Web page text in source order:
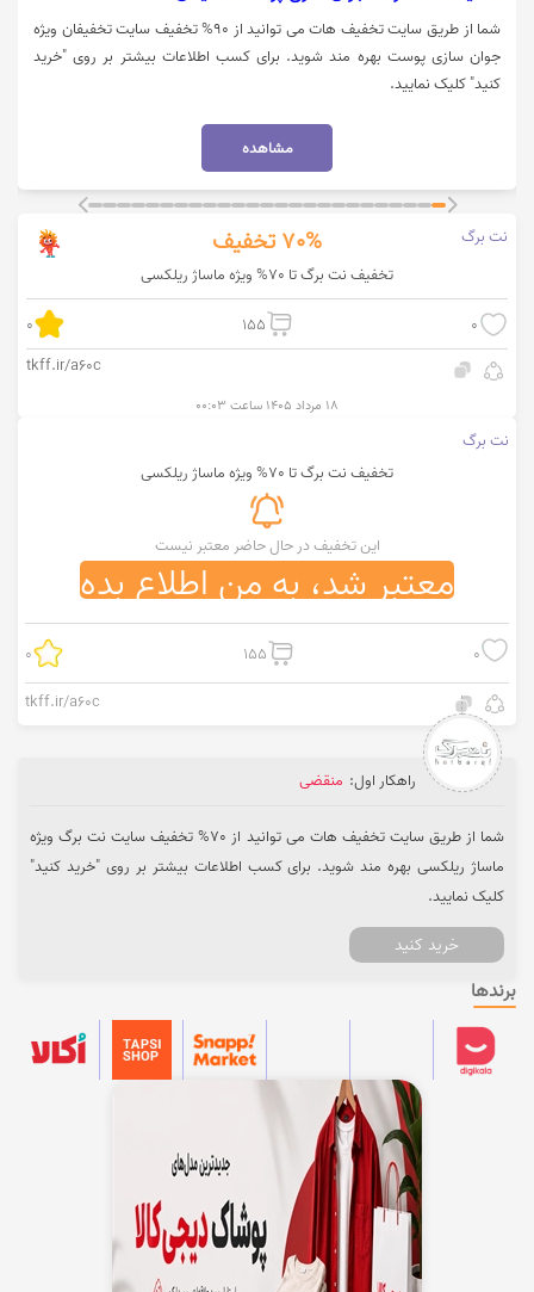
شما از طریق سایت تخفیف هات می توانید از 90% تخفیف سایت تخفیفان ویژه
جوان سازی پوست بهره مند شوید. برای کسب اطلاعات بیشتر بر روی "خرید
کنید" کلیک نمایید.
مشاهده
نت برگ 70% تخفیف
تخفیف نت برگ تا 70% ویژه ماساژ ریلکسی
0
155
0
tkff.ir/a60c
۱۸ مرداد ۱۴۰۵ ساعت ۰۰:۰۳
نت برگ
تخفیف نت برگ تا 70% ویژه ماساژ ریلکسی
این تخفیف در حال حاضر معتبر نیست
معتبر شد، به من اطلاع بده
0
155
0
tkff.ir/a60c
راهکار اول: منقضی
شما از طریق سایت تخفیف هات می توانید از 70% تخفیف سایت نت برگ ویژه
ماساژ ریلکسی بهره مند شوید. برای کسب اطلاعات بیشتر بر روی "خرید کنید"
کلیک نمایید.
خرید کنید
برندها